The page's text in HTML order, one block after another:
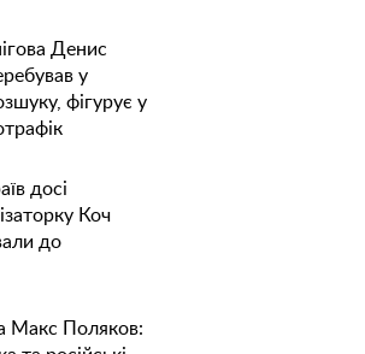
Денис
у
фігурує у
досі
Коч
до
Макс Поляков: